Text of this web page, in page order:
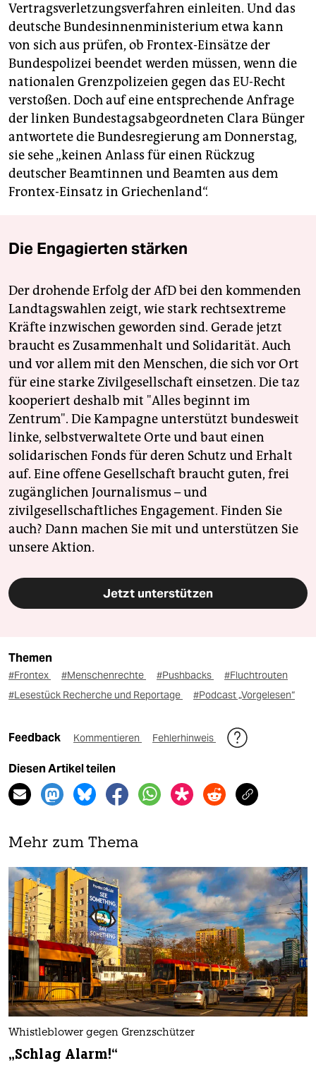
Vertragsverletzungsverfahren einleiten. Und das
deutsche Bundesinnenministerium etwa kann
von sich aus prüfen, ob Frontex-Einsätze der
Bundespolizei beendet werden müssen, wenn die
nationalen Grenzpolizeien gegen das EU-Recht
verstoßen. Doch auf eine entsprechende Anfrage
der linken Bundestagsabgeordneten Clara Bünger
antwortete die Bundesregierung am Donnerstag,
sie sehe „keinen Anlass für einen Rückzug
deutscher Beamtinnen und Beamten aus dem
Frontex-Einsatz in Griechenland“.
Die Engagierten stärken
Der drohende Erfolg der AfD bei den kommenden
Landtagswahlen zeigt, wie stark rechtsextreme
Kräfte inzwischen geworden sind. Gerade jetzt
braucht es Zusammenhalt und Solidarität. Auch
und vor allem mit den Menschen, die sich vor Ort
für eine starke Zivilgesellschaft einsetzen. Die taz
kooperiert deshalb mit "Alles beginnt im
Zentrum". Die Kampagne unterstützt bundesweit
linke, selbstverwaltete Orte und baut einen
solidarischen Fonds für deren Schutz und Erhalt
auf. Eine offene Gesellschaft braucht guten, frei
zugänglichen Journalismus – und
zivilgesellschaftliches Engagement. Finden Sie
auch? Dann machen Sie mit und unterstützen Sie
unsere Aktion.
Jetzt unterstützen
Themen
#Frontex #Menschenrechte #Pushbacks
#Fluchtrouten
#Lesestück Recherche und Reportage
#Podcast „Vorgelesen“
Feedback Kommentieren Fehlerhinweis
Diesen Artikel teilen
Mehr zum Thema
Whistleblower gegen Grenzschützer
„Schlag Alarm!“